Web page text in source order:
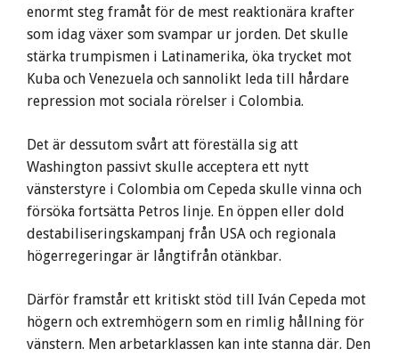
enormt steg framåt för de mest reaktionära krafter
som idag växer som svampar ur jorden. Det skulle
stärka trumpismen i Latinamerika, öka trycket mot
Kuba och Venezuela och sannolikt leda till hårdare
repression mot sociala rörelser i Colombia.
Det är dessutom svårt att föreställa sig att
Washington passivt skulle acceptera ett nytt
vänsterstyre i Colombia om Cepeda skulle vinna och
försöka fortsätta Petros linje. En öppen eller dold
destabiliseringskampanj från USA och regionala
högerregeringar är långtifrån otänkbar.
Därför framstår ett kritiskt stöd till Iván Cepeda mot
högern och extremhögern som en rimlig hållning för
vänstern. Men arbetarklassen kan inte stanna där. Den